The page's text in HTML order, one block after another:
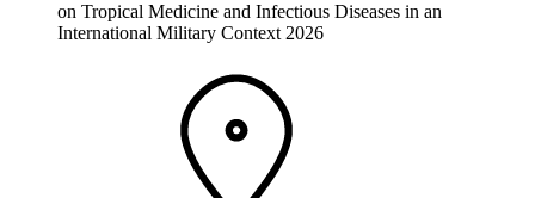
on Tropical Medicine and Infectious Diseases in an
International Military Context 2026